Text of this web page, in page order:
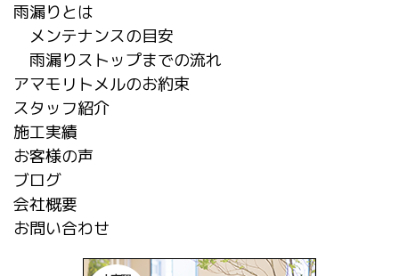
雨漏りとは
メンテナンスの目安
雨漏りストップまでの流れ
アマモリトメルのお約束
スタッフ紹介
施工実績
お客様の声
ブログ
会社概要
お問い合わせ